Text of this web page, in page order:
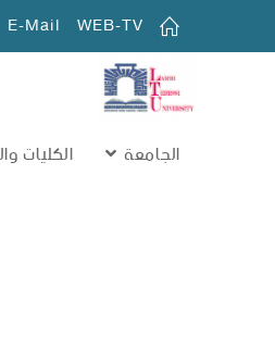
WEB-TV
E-Mail
الجامعة الكليات